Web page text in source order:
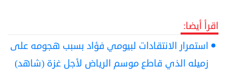
اقرأ أيضا:
استمرار الانتقادات لبيومي فؤاد بسبب هجومه على
زميله الذي قاطع موسم الرياض لأجل غزة (شاهد)